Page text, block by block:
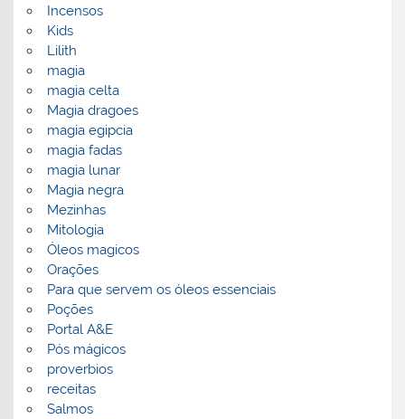
Incensos
Kids
Lilith
magia
magia celta
Magia dragoes
magia egipcia
magia fadas
magia lunar
Magia negra
Mezinhas
Mitologia
Óleos magicos
Orações
Para que servem os óleos essenciais
Poções
Portal A&E
Pós mágicos
proverbios
receitas
Salmos